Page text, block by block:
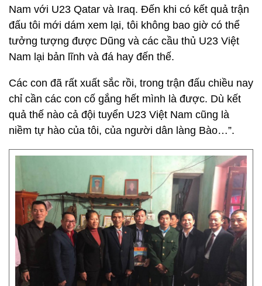
Nam với U23 Qatar và Iraq. Đến khi có kết quả trận
đấu tôi mới dám xem lại, tôi không bao giờ có thể
tưởng tượng được Dũng và các cầu thủ U23 Việt
Nam lại bản lĩnh và đá hay đến thế.
Các con đã rất xuất sắc rồi, trong trận đấu chiều nay
chỉ cần các con cố gắng hết mình là được. Dù kết
quả thế nào cả đội tuyển U23 Việt Nam cũng là
niềm tự hào của tôi, của người dân làng Bào…”.